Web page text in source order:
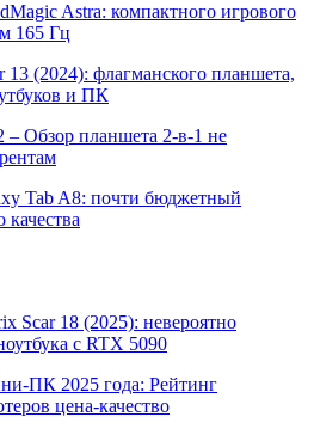
Astra: компактного игрового
165 Гц
(2024): флагманского планшета,
и ПК
– Обзор планшета 2-в-1 не
Tab A8: почти бюджетный
Scar 18 (2025): невероятно
с RTX 5090
ПК 2025 года: Рейтинг
цена-качество